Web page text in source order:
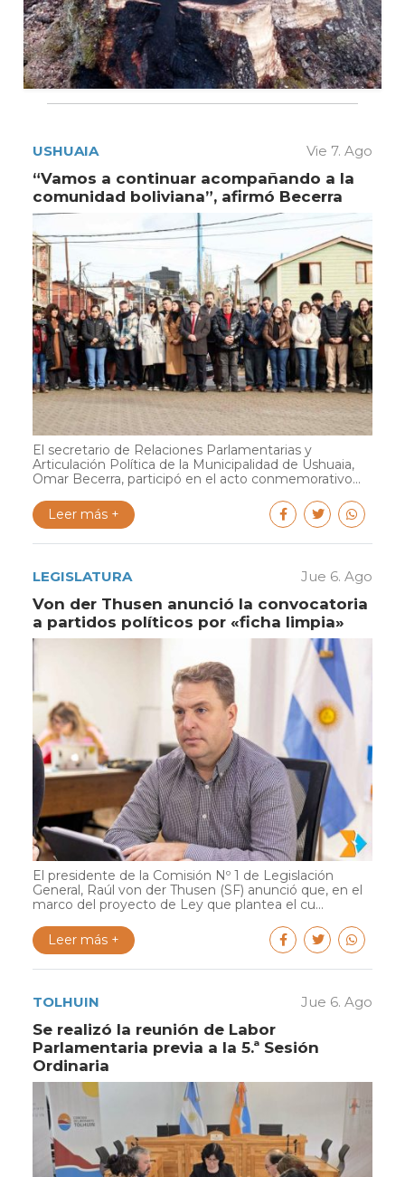
USHUAIA Vie 7. Ago
“Vamos a continuar acompañando a la
comunidad boliviana”, afirmó Becerra
El secretario de Relaciones Parlamentarias y
Articulación Política de la Municipalidad de Ushuaia,
Omar Becerra, participó en el acto conmemorativo...
Leer más +
LEGISLATURA Jue 6. Ago
Von der Thusen anunció la convocatoria
a partidos políticos por «ficha limpia»
El presidente de la Comisión Nº 1 de Legislación
General, Raúl von der Thusen (SF) anunció que, en el
marco del proyecto de Ley que plantea el cu...
Leer más +
TOLHUIN Jue 6. Ago
Se realizó la reunión de Labor
Parlamentaria previa a la 5.ª Sesión
Ordinaria